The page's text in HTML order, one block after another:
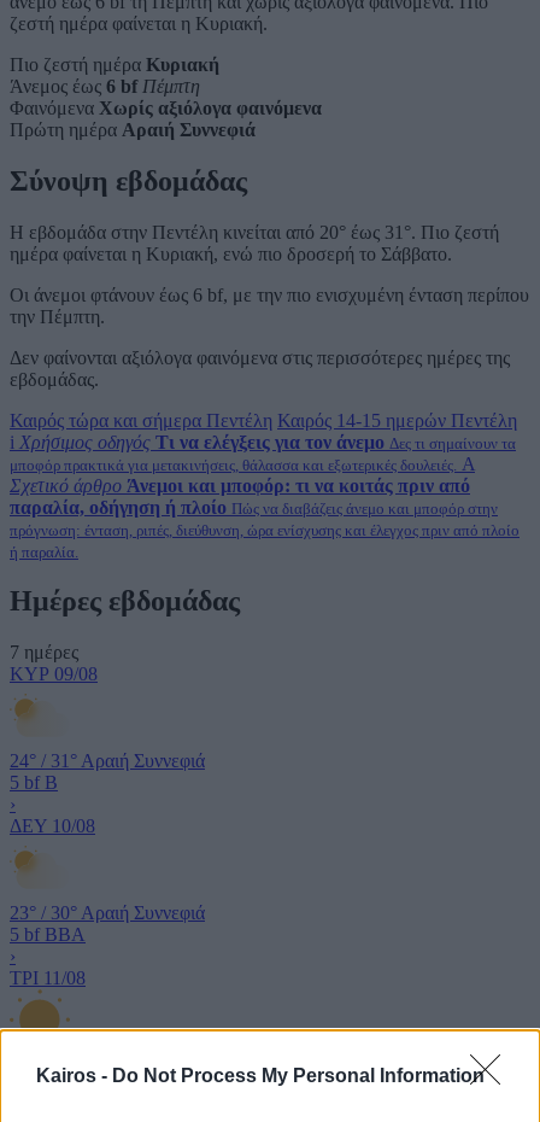
Kairos - Do Not Process My Personal Information
ζεστή ημέρα φαίνεται η Κυριακή.
Πιο ζεστή ημέρα Κυριακή
Άνεμος έως 6 bf Πέμπτη
Φαινόμενα Χωρίς αξιόλογα φαινόμενα
Πρώτη ημέρα Αραιή Συννεφιά
Σύνοψη εβδομάδας
Η εβδομάδα στην Πεντέλη κινείται από 20° έως 31°. Πιο ζεστή
ημέρα φαίνεται η Κυριακή, ενώ πιο δροσερή το Σάββατο.
Οι άνεμοι φτάνουν έως 6 bf, με την πιο ενισχυμένη ένταση περίπου
την Πέμπτη.
Δεν φαίνονται αξιόλογα φαινόμενα στις περισσότερες ημέρες της
εβδομάδας.
Καιρός τώρα και σήμερα Πεντέλη Καιρός 14-15 ημερών Πεντέλη
i Χρήσιμος οδηγός Τι να ελέγξεις για τον άνεμο Δες τι σημαίνουν τα
μποφόρ πρακτικά για μετακινήσεις, θάλασσα και εξωτερικές δουλειές. A
Σχετικό άρθρο Άνεμοι και μποφόρ: τι να κοιτάς πριν από
παραλία, οδήγηση ή πλοίο Πώς να διαβάζεις άνεμο και μποφόρ στην
πρόγνωση: ένταση, ριπές, διεύθυνση, ώρα ενίσχυσης και έλεγχος πριν από πλοίο
ή παραλία.
Ημέρες εβδομάδας
7 ημέρες
ΚΥΡ 09/08
24° / 31° Αραιή Συννεφιά
5 bf Β
›
ΔΕΥ 10/08
23° / 30° Αραιή Συννεφιά
5 bf ΒΒΑ
›
ΤΡΙ 11/08
/ 31°
Καθαρός καιρός
5 bf ΒΒΑ